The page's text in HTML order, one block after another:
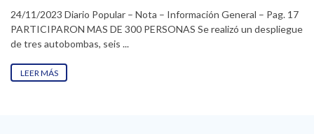
24/11/2023 Diario Popular – Nota – Información General – Pag. 17
PARTICIPARON MAS DE 300 PERSONAS Se realizó un despliegue
de tres autobombas, seis ...
LEER MÁS